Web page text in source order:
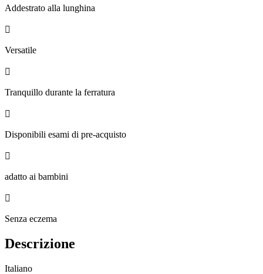
Addestrato alla lunghina

Versatile

Tranquillo durante la ferratura

Disponibili esami di pre-acquisto

adatto ai bambini

Senza eczema
Descrizione
Italiano